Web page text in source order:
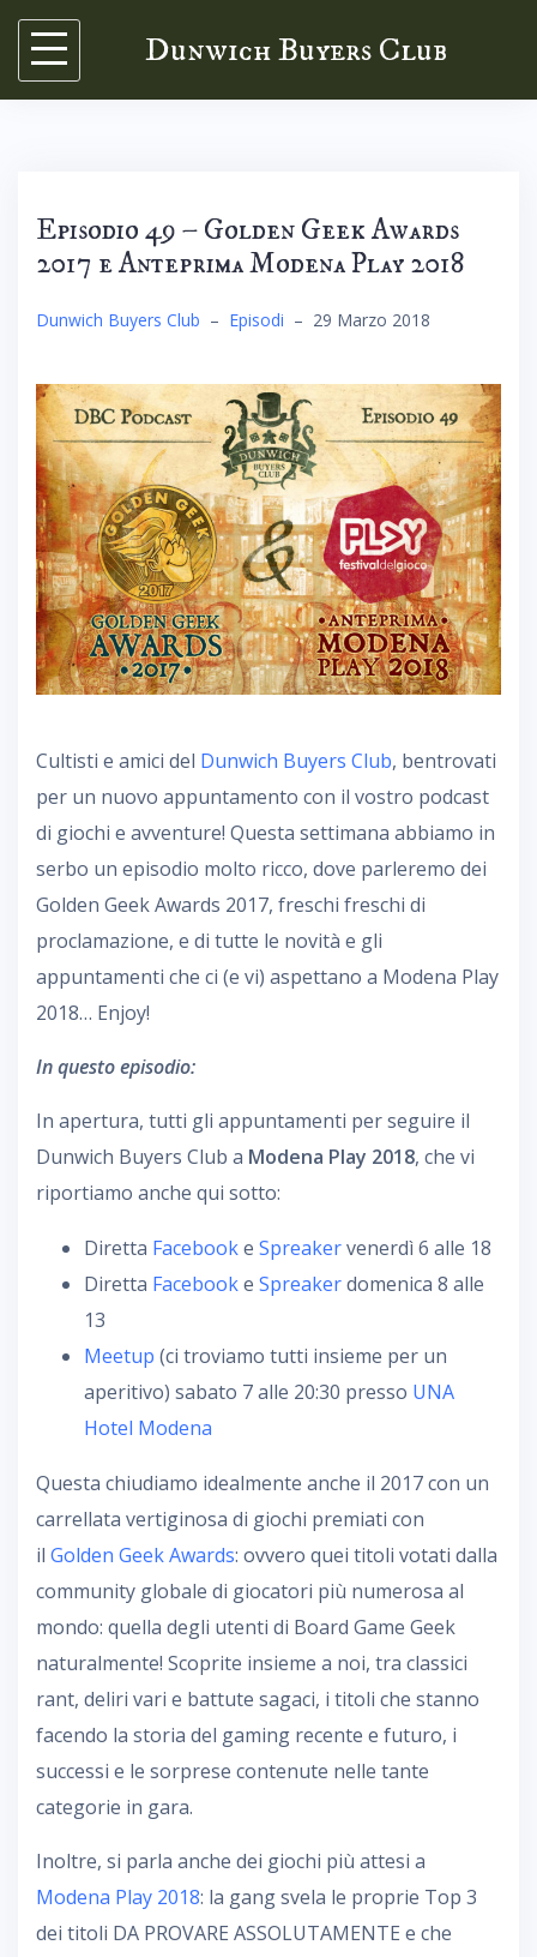
Skip
content
Dunwich Buyers Club
Episodio 49 – Golden Geek Awards
2017 e Anteprima Modena Play 2018
Dunwich Buyers Club – Episodi – 29 Marzo 2018
Cultisti e amici del Dunwich Buyers Club, bentrovati
per un nuovo appuntamento con il vostro podcast
di giochi e avventure! Questa settimana abbiamo in
serbo un episodio molto ricco, dove parleremo dei
Golden Geek Awards 2017, freschi freschi di
proclamazione, e di tutte le novità e gli
appuntamenti che ci (e vi) aspettano a Modena Play
2018… Enjoy!
In questo episodio:
In apertura, tutti gli appuntamenti per seguire il
Dunwich Buyers Club a Modena Play 2018, che vi
riportiamo anche qui sotto:
Diretta Facebooke Spreakervenerdì 6 alle 18
Diretta Facebooke Spreakerdomenica 8 alle
13
Meetup (ci troviamo tutti insieme per un
aperitivo) sabato 7 alle 20:30 presso UNA
Hotel Modena
Questa chiudiamo idealmente anche il 2017 con un
carrellata vertiginosa di giochi premiati con
il Golden Geek Awards: ovvero quei titoli votati dalla
community globale di giocatori più numerosa al
mondo: quella degli utenti di Board Game Geek
naturalmente! Scoprite insieme a noi, tra classici
rant, deliri vari e battute sagaci, i titoli che stanno
facendo la storia del gaming recente e futuro, i
successi e le sorprese contenute nelle tante
categorie in gara.
Inoltre, si parla anche dei giochi più attesi a
Modena Play 2018: la gang svela le proprie Top 3
dei titoli DA PROVARE ASSOLUTAMENTE e che